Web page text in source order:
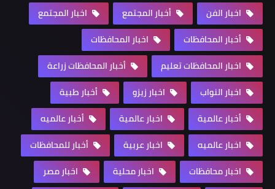
اخبار الفن
أخبار المجتمع
اخبار المجتمع
أخبار المحافظات
اخبار المحافظات
اخبار المحافظات تعليم
أخبار المحافظات زراعة
اخبار النواب
اخبار زيزو
أخبار طبية
أخبار عالمية
اخبار عالمية
أخبار عالميه
اخبار عالميه
اخبار عربية
أخبار للمحافظات
اخبار محافظات
اخبار محلية
اخبار مصر